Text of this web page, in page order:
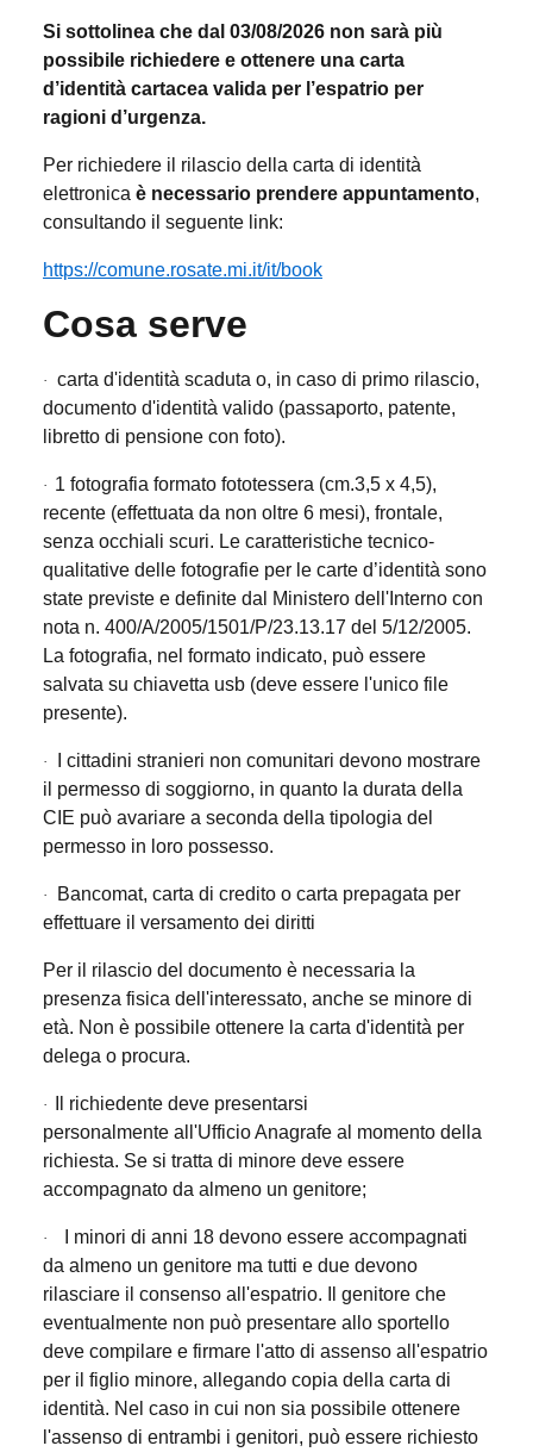
Si sottolinea che dal 03/08/2026 non sarà più
possibile richiedere e ottenere una carta
d’identità cartacea valida per l’espatrio per
ragioni d’urgenza.
Per richiedere il rilascio della carta di identità
elettronica è necessario prendere appuntamento,
consultando il seguente link:
https://comune.rosate.mi.it/it/book
Cosa serve
· carta d'identità scaduta o, in caso di primo rilascio,
documento d'identità valido (passaporto, patente,
libretto di pensione con foto).
· 1 fotografia formato fototessera (cm.3,5 x 4,5),
recente (effettuata da non oltre 6 mesi), frontale,
senza occhiali scuri. Le caratteristiche tecnico-
qualitative delle fotografie per le carte d’identità sono
state previste e definite dal Ministero dell'Interno con
nota n. 400/A/2005/1501/P/23.13.17 del 5/12/2005.
La fotografia, nel formato indicato, può essere
salvata su chiavetta usb (deve essere l'unico file
presente).
·
I cittadini stranieri non comunitari devono mostrare
il permesso di soggiorno, in quanto la durata della
CIE può avariare a seconda della tipologia del
permesso in loro possesso.
·
Bancomat, carta di credito o carta prepagata per
effettuare il versamento dei diritti
Per il rilascio del documento è necessaria la
presenza fisica dell'interessato, anche se minore di
età. Non è possibile ottenere la carta d'identità per
delega o procura.
·
Il richiedente deve presentarsi
personalmente all'Ufficio Anagrafe al momento della
richiesta. Se si tratta di minore deve essere
accompagnato da almeno un genitore;
·
I minori di anni 18 devono essere accompagnati
da almeno un genitore ma tutti e due devono
rilasciare il consenso all'espatrio. Il genitore che
eventualmente non può presentare allo sportello
deve compilare e firmare l'atto di assenso all'espatrio
per il figlio minore, allegando copia della carta di
identità. Nel caso in cui non sia possibile ottenere
l'assenso di entrambi i genitori, può essere richiesto